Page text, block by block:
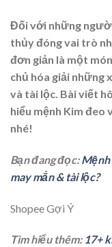
Đối với những
thủy đóng vai trò
đơn giản là một
chủ hóa giải những
và tài lộc. Bài viết
hiểu mệnh Kim đeo
nhé!
Bạn đang đọc:Mệnh
may mắn & tài lộc?
Shopee Gợi Ý
Tìm hiểu thêm: 17+